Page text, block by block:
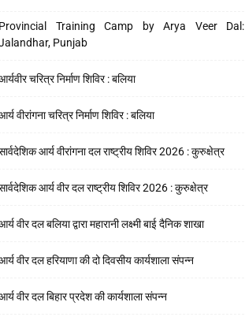
Training Camp by Arya Veer Dal:
Punjab
चरित्र निर्माण शिविर : बलिया
वीरांगना चरित्र निर्माण शिविर : बलिया
आर्य वीरांगना दल राष्ट्रीय शिविर 2026 : कुरुक्षेत्र
आर्य वीर दल राष्ट्रीय शिविर 2026 : कुरुक्षेत्र
वीर दल बलिया द्वारा महारानी लक्ष्मी बाई दैनिक शाखा
वीर दल हरियाणा की दो दिवसीय कार्यशाला संपन्न
वीर दल बिहार प्रदेश की कार्यशाला संपन्न